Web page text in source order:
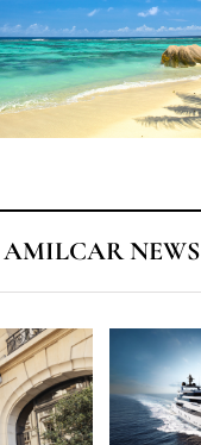
AMILCAR NEWS